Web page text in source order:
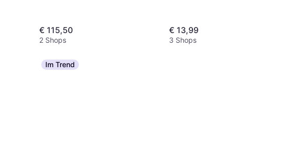
€ 115,50
2 Shops
€ 13,99
3 Shops
Im Trend